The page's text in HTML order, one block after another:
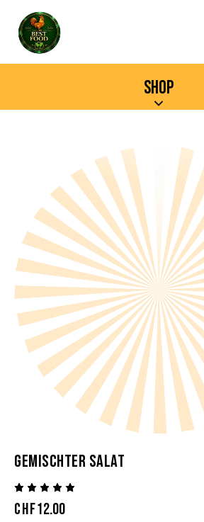
SHOP
GEMISCHTER SALAT
Bewertet
mit 5.00
1
CHF12.00